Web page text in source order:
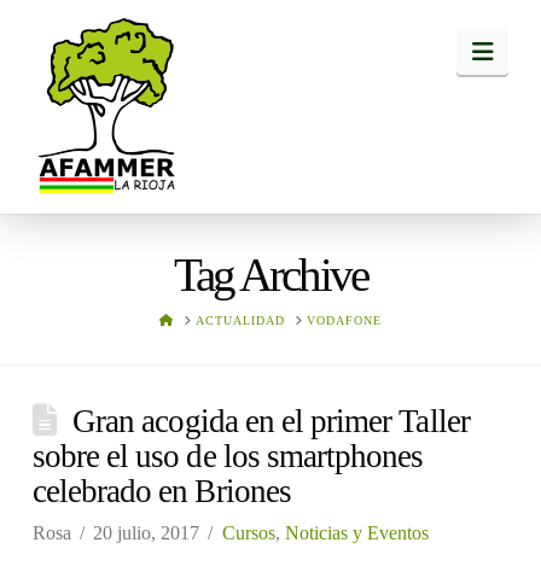
Tag Archive
HOMEACTUALIDAD VODAFONE
Gran acogida en el primer Taller
sobre el uso de los smartphones
celebrado en Briones
Rosa 20 julio, 2017 Cursos, Noticias y Eventos